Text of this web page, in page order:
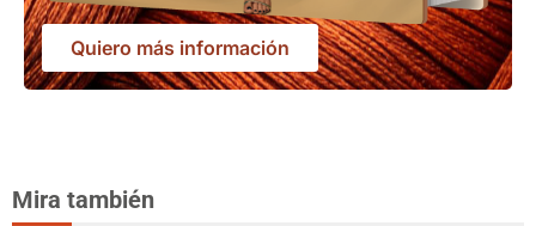
Quiero más información
Mira también